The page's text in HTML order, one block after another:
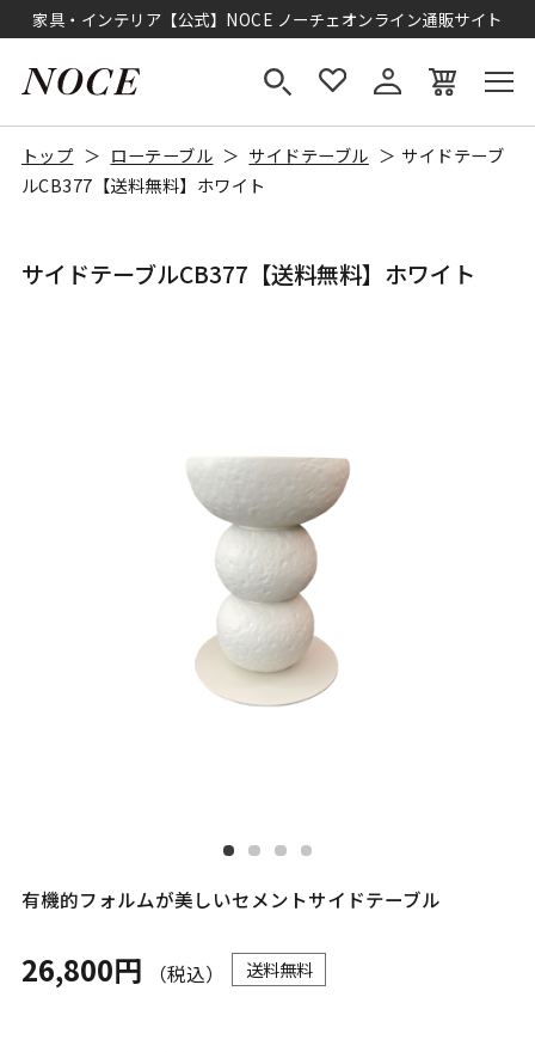
家具・インテリア【公式】NOCE ノーチェオンライン通販サイト
トップ ローテーブル サイドテーブル
サイドテーブ
ルCB377【送料無料】ホワイト
サイドテーブルCB377【送料無料】ホワイト
有機的フォルムが美しいセメントサイドテーブル
26,800円 （税込） 送料無料